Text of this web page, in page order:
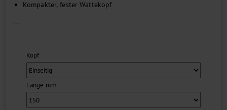
Kompakter, fester Wattekopf
...
Kopf
Länge mm